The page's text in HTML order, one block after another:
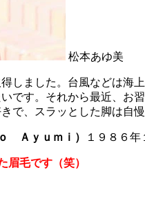
松本あゆ美
しました。台風などは海
です。それから最近、お
で、スラッとした脚は自
Ａｙｕｍｉ） １９８６
眉毛です（笑）